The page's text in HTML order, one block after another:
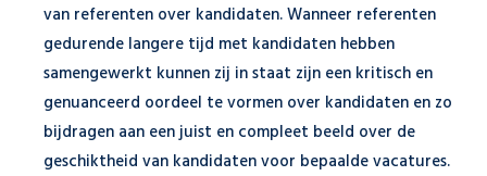
van referenten over kandidaten. Wanneer referenten
gedurende langere tijd met kandidaten hebben
samengewerkt kunnen zij in staat zijn een kritisch en
genuanceerd oordeel te vormen over kandidaten en zo
bijdragen aan een juist en compleet beeld over de
geschiktheid van kandidaten voor bepaalde vacatures.